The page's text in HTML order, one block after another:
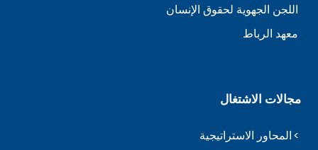
اللجن الجهوية لحقوق الإنسان
معهد الرباط
مجالات الاشتغال
المحاور الاستراتيجية